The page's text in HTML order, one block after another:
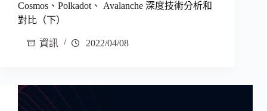
Cosmos、Polkadot、 Avalanche 深度技術分析和
對比（下）
資訊 2022/04/08